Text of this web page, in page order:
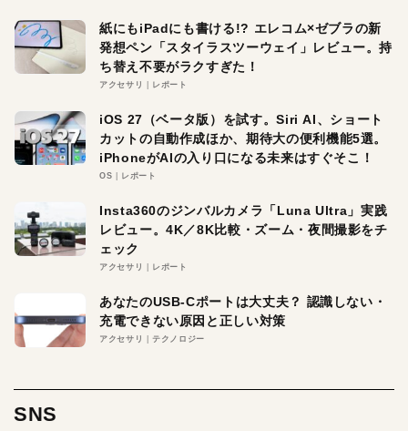
紙にもiPadにも書ける!? エレコム×ゼブラの新
発想ペン「スタイラスツーウェイ」レビュー。持
ち替え不要がラクすぎた！
アクセサリ レポート
iOS 27（ベータ版）を試す。Siri AI、ショート
カットの自動作成ほか、期待大の便利機能5選。
iPhoneがAIの入り口になる未来はすぐそこ！
OS レポート
Insta360のジンバルカメラ「Luna Ultra」実践
レビュー。4K／8K比較・ズーム・夜間撮影をチ
ェック
アクセサリ レポート
あなたのUSB-Cポートは大丈夫？ 認識しない・
充電できない原因と正しい対策
アクセサリ テクノロジー
SNS